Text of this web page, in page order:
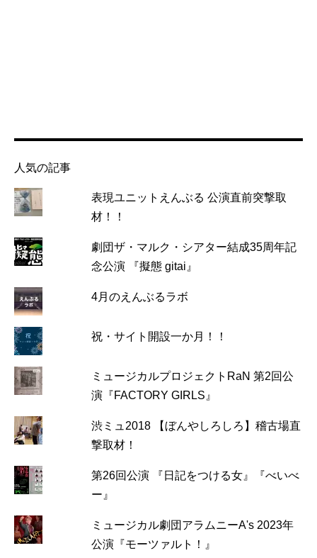
人気の記事
表現ユニットえんぶる 公演直前突撃取
材！！
劇団ザ・マルク・シアター結成35周年記
念公演 『擬態 gitai』
4月のえんぶるラボ
祝・サイト開設一か月！！
ミュージカルプロジェクトRaN 第2回公
演『FACTORY GIRLS』
渋ミュ2018 【ぼんやしろしろ】稽古場直
撃取材！
第26回公演 『日記をつける女』『べいべ
ー』
ミュージカル劇団アラムニーA's 2023年
公演『モーツァルト！』